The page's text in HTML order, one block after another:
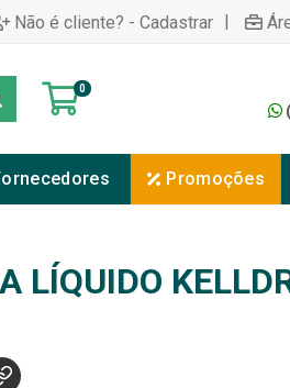
Não é cliente? - Cadastrar |
0
Promoções
LÍQUIDO